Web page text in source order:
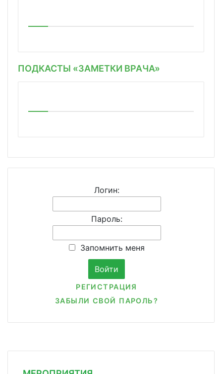
ПОДКАСТЫ «ЗАМЕТКИ ВРАЧА»
Логин:
Пароль:
Запомнить меня
РЕГИСТРАЦИЯ
ЗАБЫЛИ СВОЙ ПАРОЛЬ?